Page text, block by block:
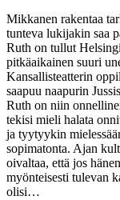
Mikkanen rakentaa
tunteva lukijakin saa
Ruth on tullut
pitkäaikainen suuri
Kansallisteatterin
saapuu naapurin
Ruth on niin
tekisi mieli halata
ja tyytyykin
sopimatonta. Ajan
oivaltaa, että jos
myönteisesti tulevan
olisi…